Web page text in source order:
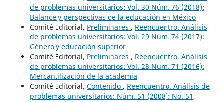
de problemas universitarios: Vol. 30 Núm. 76 (2018):
Balance y perspectivas de la educación en México
Comité Editorial, Preliminares , Reencuentro. Análisis
de problemas universitarios: Vol. 29 Núm. 74 (2017):
Género y educación superior
Comité Editorial, Preliminares , Reencuentro. Análisis
de problemas universitarios: Vol. 28 Núm. 71 (2016):
Mercantilización de la academia
Comité Editorial, Contenido , Reencuentro. Análisis de
problemas universitarios: Núm. 51 (2008): No. 51,